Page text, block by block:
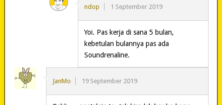
ndop 1 September 2019
Yoi. Pas kerja di sana 5 bulan,
kebetulan bulannya pas ada
Soundrenaline.
JanMo 19 September 2019